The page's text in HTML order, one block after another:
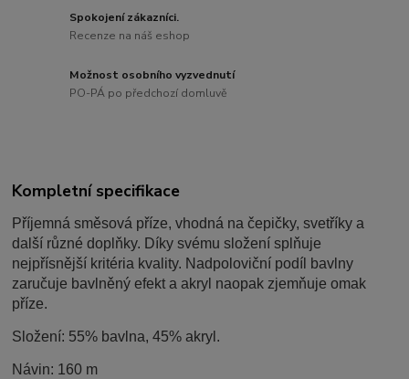
Spokojení zákazníci.
Recenze na náš eshop
Možnost osobního vyzvednutí
PO-PÁ po předchozí domluvě
Kompletní specifikace
Příjemná směsová příze, vhodná na čepičky, svetříky a
další různé doplňky. Díky svému složení splňuje
nejpřísnější kritéria kvality. Nadpoloviční podíl bavlny
zaručuje bavlněný efekt a akryl naopak zjemňuje omak
příze.
Složení: 55% bavlna, 45% akryl.
Návin: 160 m